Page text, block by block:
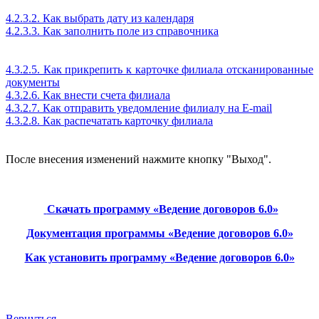
4.2.3.2. Как выбрать дату из календаря
4.2.3.3. Как заполнить поле из справочника
4.3.2.5. Как прикрепить к карточке филиала отсканированные
документы
4.3.2.6. Как внести счета филиала
4.3.2.7. Как отправить уведомление филиалу на E-mail
4.3.2.8. Как распечатать карточку филиала
После внесения изменений нажмите кнопку "Выход".
Скачать программу «Ведение договоров 6.0»
Документация программы «Ведение договоров 6.0»
Как установить программу «Ведение договоров 6.0»